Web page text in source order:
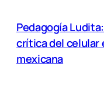
Pedagogía
crítica del celular
mexicana